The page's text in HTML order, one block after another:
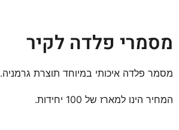
מסמרי פלדה לקיר
מסמר פלדה איכותי במיוחד תוצרת גרמניה.
המחיר הינו למארז של 100 יחידות.